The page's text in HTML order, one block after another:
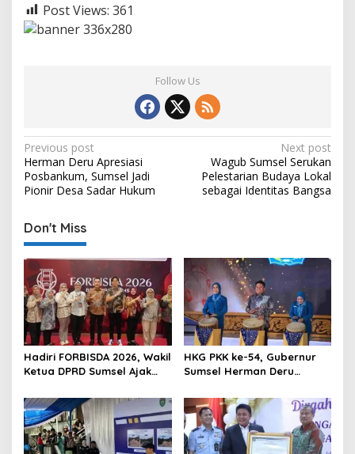
Post Views: 361
Follow Us
P
o
s
t
n
a
v
i
g
a
t
i
o
n
Previous post
Herman Deru Apresiasi
Posbankum, Sumsel Jadi
Pionir Desa Sadar Hukum
Next post
Wagub Sumsel Serukan
Pelestarian Budaya Lokal
sebagai Identitas Bangsa
Don't Miss
Hadiri FORBISDA 2026, Wakil
Ketua DPRD Sumsel Ajak
Kekuatan Ekonomi Baru
HKG PKK ke-54, Gubernur
Sumsel Herman Deru
dan Penguatan Peran
Perempuan